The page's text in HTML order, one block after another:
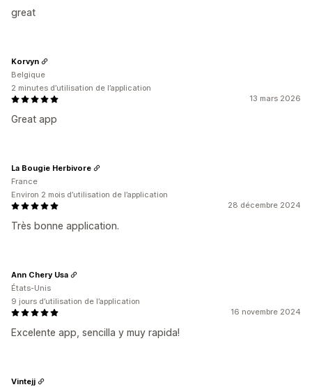
great
13 mars 2026
Great app
Korvyn
Belgique
2 minutes d’utilisation de l’application
28 décembre 2024
Très bonne application.
La Bougie Herbivore
France
Environ 2 mois d’utilisation de l’application
16 novembre 2024
Excelente app, sencilla y muy rapida!
Ann Chery Usa
États-Unis
9 jours d’utilisation de l’application
Vintejj